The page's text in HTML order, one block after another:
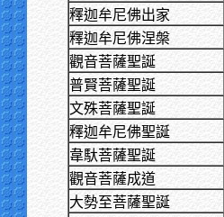
釋迦牟尼佛出家
釋迦牟尼佛涅槃
觀音菩薩聖誕
普賢菩薩聖誕
文殊菩薩聖誕
釋迦牟尼佛聖誕
韋馱菩薩聖誕
觀音菩薩成道
大勢至菩薩聖誕